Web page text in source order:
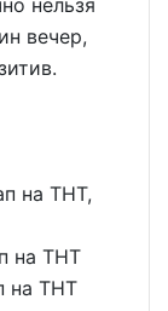
нельзя
вечер,
на ТНТ,
на ТНТ
на ТНТ